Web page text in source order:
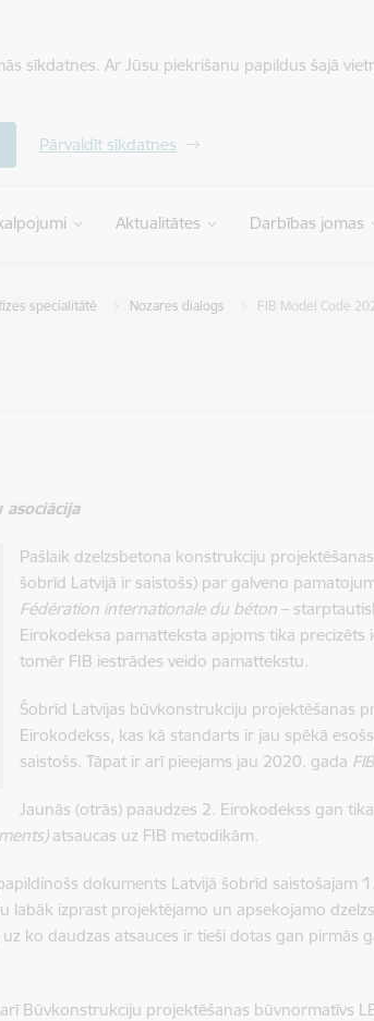
sīkdatnes. Ar Jūsu piekrišanu papildus šajā
Pārvaldīt sīkdatnes
Aktualitātes Darbības jomas
specialitātē Nozares dialogs FIB Model Code
Pašlaik dzelzsbetona konstrukciju
šobrīd Latvijā ir saistošs) par galveno
Fédération internationale du béton–
Eirokodeksa pamatteksta apjoms tika
tomēr FIB iestrādes veido pamattekstu.
Šobrīd Latvijas būvkonstrukciju projektēšanas
Eirokodekss, kas kā standarts ir jau spēkā
saistošs. Tāpat ir arī pieejams jau 2020. gada
Jaunās (otrās) paaudzes 2. Eirokodekss gan
atsaucas uz FIB metodikām.
dokuments Latvijā šobrīd saistošajam
labāk izprast projektējamo un apsekojamo
ko daudzas atsauces ir tieši dotas gan pirmās
Būvkonstrukciju projektēšanas būvnormatīvs